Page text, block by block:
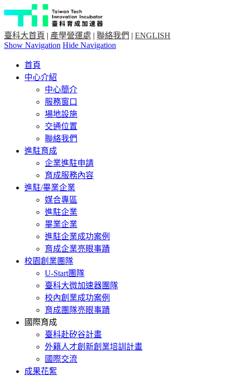
臺科大首頁 | 產學營運處 | 聯絡我們 | ENGLISH
Show Navigation Hide Navigation
首頁
中心介紹
中心簡介
服務窗口
場地設施
交通位置
聯絡我們
進駐育成
企業進駐申請
育成服務內容
進駐/畢業企業
媒合專區
進駐企業
畢業企業
進駐企業成功案例
育成企業亮眼事蹟
校園創業團隊
U-Start團隊
臺科大微加速器團隊
校內創業成功案例
育成團隊亮眼事蹟
國際育成
臺科赴矽谷計畫
外籍人才創新創業培訓計畫
國際交流
成果花絮